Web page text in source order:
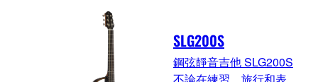
SLG200S
鋼弦靜音吉他 SLG200S